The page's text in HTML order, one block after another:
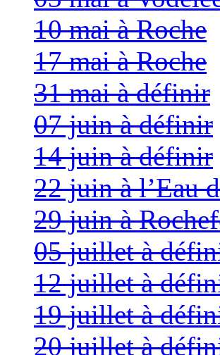
10 mai à Roche
17 mai à Roche
31 mai à définir
07 juin à définir
14 juin à définir
22 juin à l’Eau
29 juin à
05 juillet à
12 juillet à
19 juillet à
20 juillet à